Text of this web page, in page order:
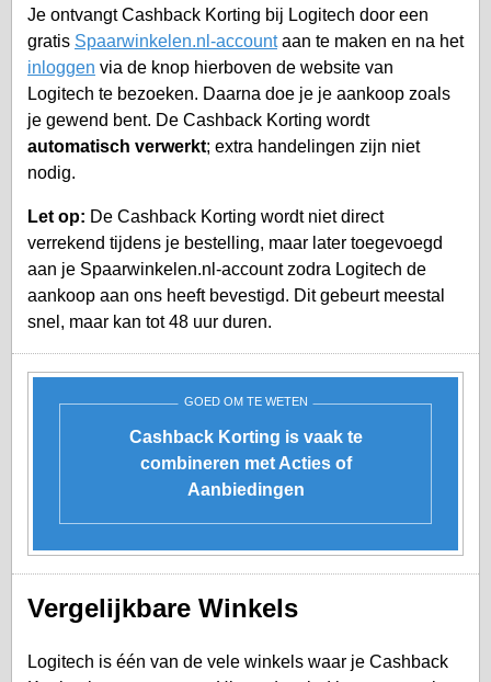
Je ontvangt Cashback Korting bij Logitech door een
gratis Spaarwinkelen.nl-accountaan te maken en na het
inloggen via de knop hierboven de website van
Logitech te bezoeken. Daarna doe je je aankoop zoals
je gewend bent. De Cashback Korting wordt
automatisch verwerkt; extra handelingen zijn niet
nodig.
Let op: De Cashback Korting wordt niet direct
verrekend tijdens je bestelling, maar later toegevoegd
aan je Spaarwinkelen.nl-accountzodra Logitech de
aankoop aan ons heeft bevestigd. Dit gebeurt meestal
snel, maar kan tot 48 uur duren.
GOED OM TE WETEN
Cashback Korting is vaak te
combineren met Acties of
Aanbiedingen
Vergelijkbare Winkels
Logitech is één van de vele winkels waar je Cashback